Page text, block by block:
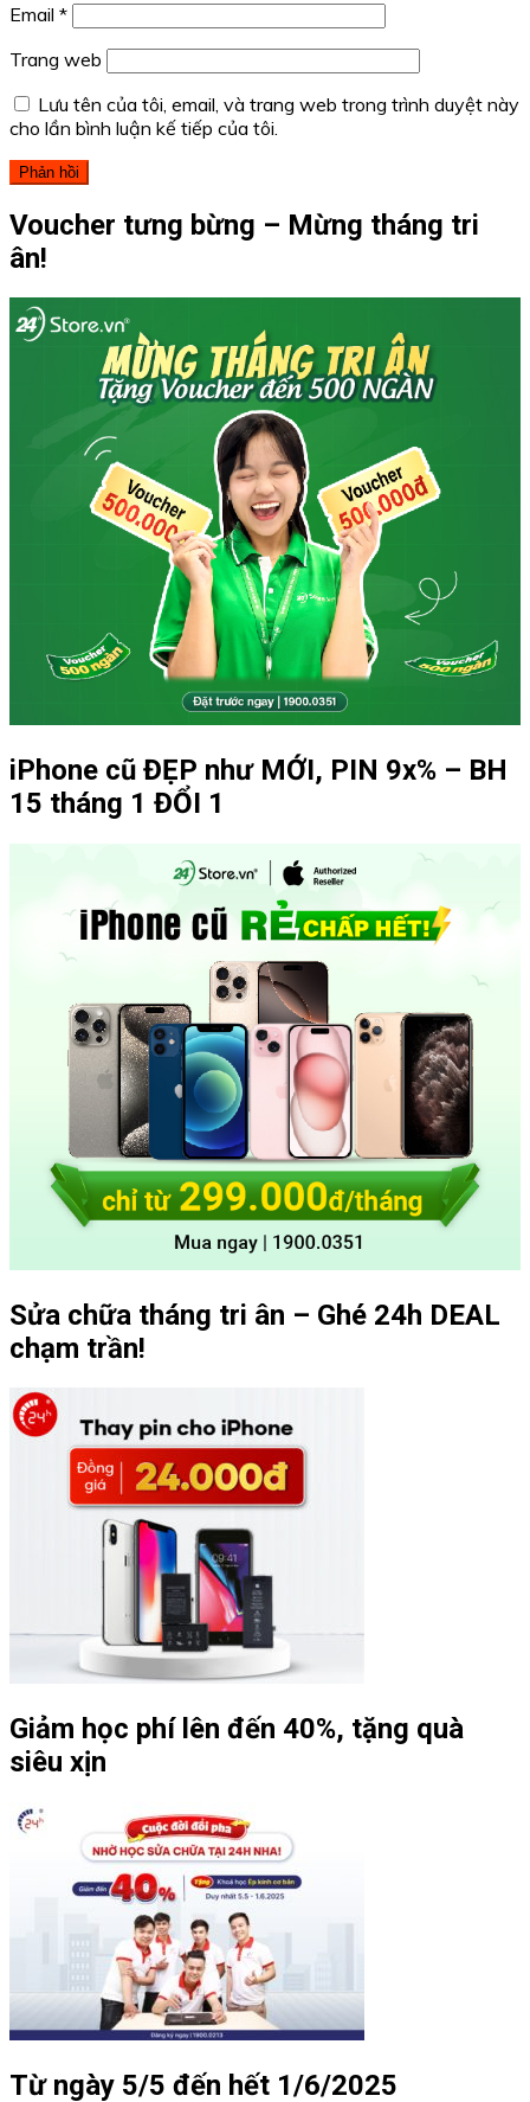
Email *
Trang web
Lưu tên của tôi, email, và trang web trong trình duyệt này
cho lần bình luận kế tiếp của tôi.
Voucher tưng bừng – Mừng tháng tri
ân!
iPhone cũ ĐẸP như MỚI, PIN 9x% – BH
15 tháng 1 ĐỔI 1
Sửa chữa tháng tri ân – Ghé 24h DEAL
chạm trần!
Giảm học phí lên đến 40%, tặng quà
siêu xịn
Từ ngày 5/5 đến hết 1/6/2025